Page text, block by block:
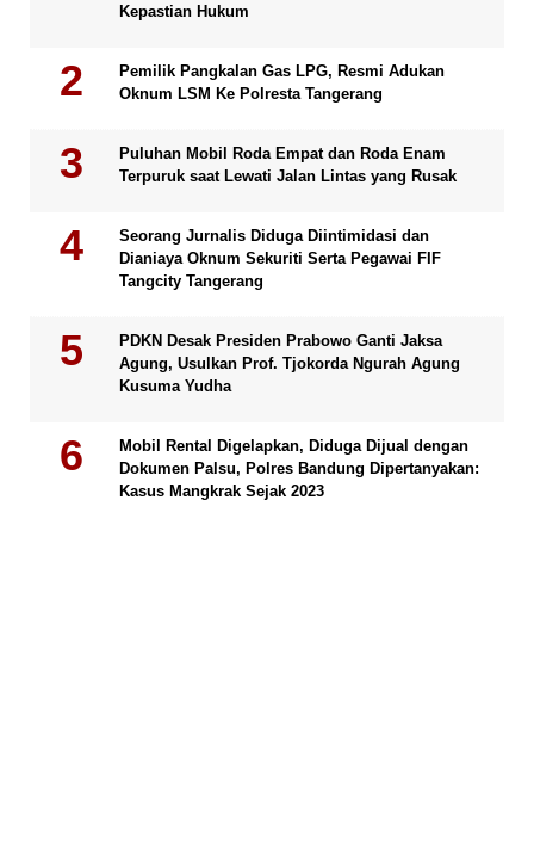
Kepastian Hukum
Pemilik Pangkalan Gas LPG, Resmi Adukan
Oknum LSM Ke Polresta Tangerang
Puluhan Mobil Roda Empat dan Roda Enam
Terpuruk saat Lewati Jalan Lintas yang Rusak
Seorang Jurnalis Diduga Diintimidasi dan
Dianiaya Oknum Sekuriti Serta Pegawai FIF
Tangcity Tangerang
PDKN Desak Presiden Prabowo Ganti Jaksa
Agung, Usulkan Prof. Tjokorda Ngurah Agung
Kusuma Yudha
Mobil Rental Digelapkan, Diduga Dijual dengan
Dokumen Palsu, Polres Bandung Dipertanyakan:
Kasus Mangkrak Sejak 2023